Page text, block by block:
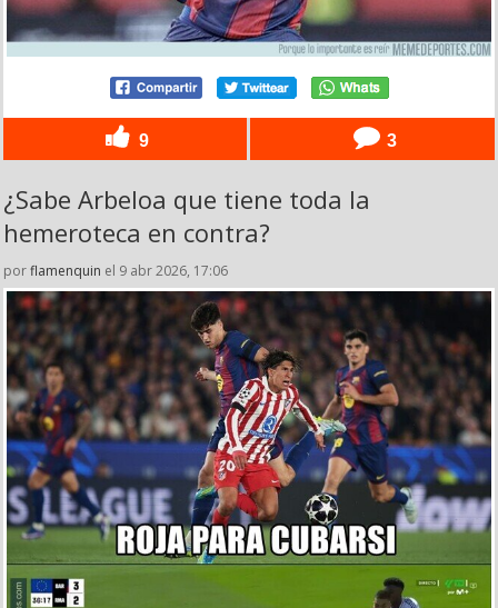
9 3
¿Sabe Arbeloa que tiene toda la
hemeroteca en contra?
porflamenquin el 9 abr 2026, 17:06